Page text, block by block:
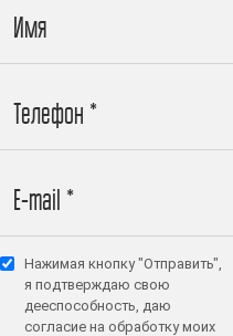
Нажимая кнопку "Отправить",
я подтверждаю свою
дееспособность, даю
согласие на обработку моих